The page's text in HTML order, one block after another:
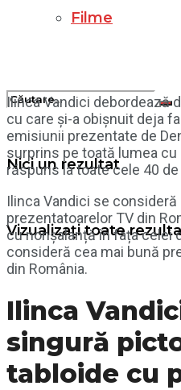
Filme
Nici un rezultat
Vizualizați toate
Ilinca Vandici debordează
cu care și-a obișnuit deja
emisiunii prezentate de
surprins pe toată lumea
răspuns la toate cele 40
Ilinca Vandici se
prezentatoarelor TV din
cu nonșalanță în fața celei
consideră cea mai bună
din România.
Ilinca
singură
tabloide cu